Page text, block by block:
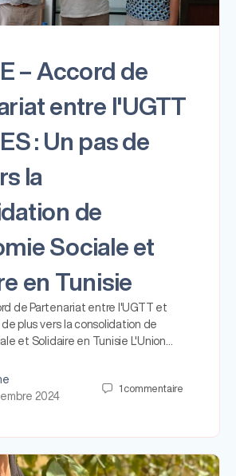
– Accord de
entre l'UGTT
: Un pas de
la
de
Sociale et
en Tunisie
de Partenariat entre l'UGTT et
de plus vers la consolidation de
et Solidaire en Tunisie L'Union…
2024
1 commentaire